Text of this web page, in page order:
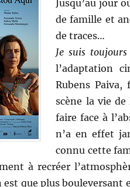
Jusqu’au jour
de famille et
de traces…
Je suis
l’adaptation
Rubens
scène la vie
faire face à
n’a en effet
connu cette
à recréer
est que plus bouleversant